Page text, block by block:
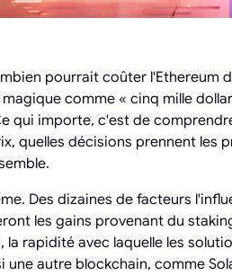
pourrait coûter l'Ethereum
comme « cinq mille
qui importe, c'est de
quelles décisions prennent les
Des dizaines de facteurs
les gains provenant du
la rapidité avec laquelle les
autre blockchain, comme